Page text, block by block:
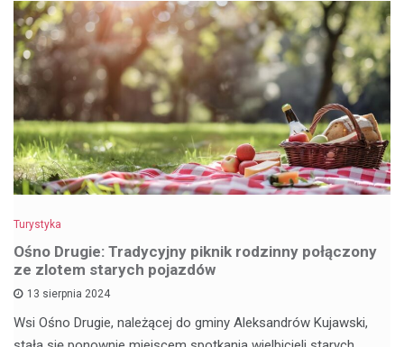
Turystyka
Ośno Drugie: Tradycyjny piknik rodzinny połączony
ze zlotem starych pojazdów
13 sierpnia 2024
Wsi Ośno Drugie, należącej do gminy Aleksandrów Kujawski,